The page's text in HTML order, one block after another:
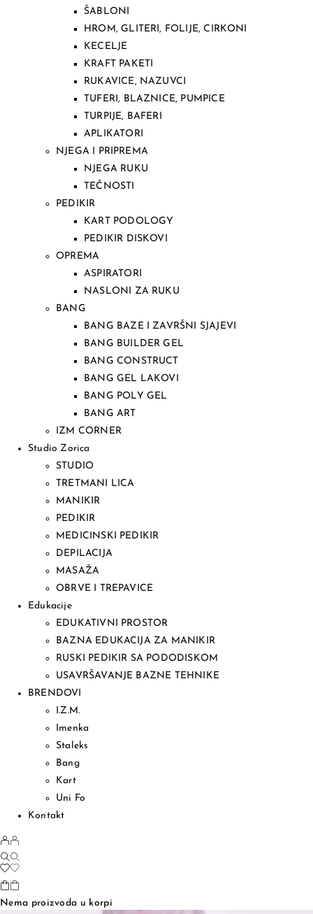
ŠABLONI
HROM, GLITERI, FOLIJE, CIRKONI
KECELJE
KRAFT PAKETI
RUKAVICE, NAZUVCI
TUFERI, BLAZNICE, PUMPICE
TURPIJE, BAFERI
APLIKATORI
NJEGA I PRIPREMA
NJEGA RUKU
TEČNOSTI
PEDIKIR
KART PODOLOGY
PEDIKIR DISKOVI
OPREMA
ASPIRATORI
NASLONI ZA RUKU
BANG
BANG BAZE I ZAVRŠNI SJAJEVI
BANG BUILDER GEL
BANG CONSTRUCT
BANG GEL LAKOVI
BANG POLY GEL
BANG ART
IZM CORNER
Studio Zorica
STUDIO
TRETMANI LICA
MANIKIR
PEDIKIR
MEDICINSKI PEDIKIR
DEPILACIJA
MASAŽA
OBRVE I TREPAVICE
Edukacije
EDUKATIVNI PROSTOR
BAZNA EDUKACIJA ZA MANIKIR
RUSKI PEDIKIR SA PODODISKOM
USAVRŠAVANJE BAZNE TEHNIKE
BRENDOVI
I.Z.M.
Imenka
Staleks
Bang
Kart
Uni Fo
Kontakt
Nema proizvoda u korpi